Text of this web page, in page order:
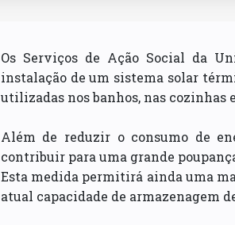
Os Serviços de Ação Social da
instalação de um sistema solar
utilizadas nos banhos, nas cozinhas
Além de reduzir o consumo de
contribuir para uma grande
Esta medida permitirá ainda uma
atual capacidade de armazenagem